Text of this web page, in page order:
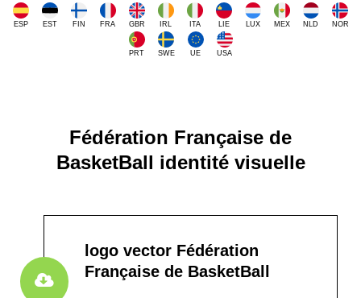
ESP EST FIN FRA GBR IRL ITA LIE LUX MEX NLD NOR
PRT SWE UE USA
Fédération Française de
BasketBall identité visuelle
logo vector Fédération
Française de BasketBall